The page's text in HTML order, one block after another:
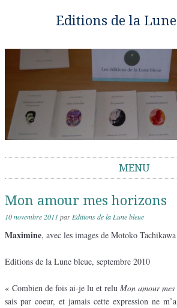
Editions de la
MENU
Mon amour mes horizons
10 novembre 2011 parEditions de la Lune bleue
Maximine, avec les images de Motoko Tachikawa
Editions de la Lune bleue, septembre 2010
« Combien de fois ai-je lu et relu Mon amour
sais par coeur, et jamais cette expression ne